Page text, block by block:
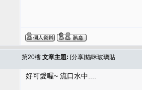
第20樓 文章主題: [分享]貓咪玻璃貼
好可愛喔~ 流口水中....